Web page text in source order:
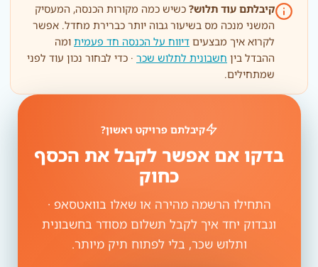
קיבלתם עוד תלוש? כשיש כמה מקורות הכנסה, המעסיק
המשני מנכה מס בשיעור גבוה יותר כברירת מחדל. אפשר
לקרוא איך מבצעים דיווח על הכנסה חד פעמית ומה
ההבדל בין חשבונית לתלוש שכר · כדי לבחור נכון עוד לפני
שמתחילים.
קיבלתם פרויקט ראשון?
בדקו אם אפשר לקבל את הכסף
כחוק
התחילו הרשמה מהירה או שאלו בוואטסאפ ·
ונבדוק יחד איך לקבל תשלום מסודר בחשבונית
ותלוש שכר, בלי לפתוח תיק מיותר.